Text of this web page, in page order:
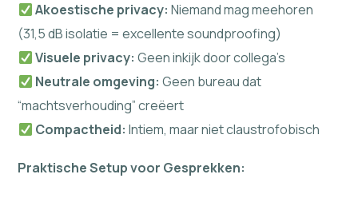
Akoestische privacy: Niemand mag meehoren
(31,5 dB isolatie = excellente soundproofing)
Visuele privacy: Geen inkijk door collega’s
Neutrale omgeving: Geen bureau dat
“machtsverhouding” creëert
Compactheid: Intiem, maar niet claustrofobisch
Praktische Setup voor Gesprekken: